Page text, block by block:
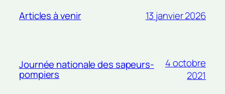
Articles à venir 13 janvier 2026
Journée nationale des sapeurs-
pompiers
4 octobre
2021